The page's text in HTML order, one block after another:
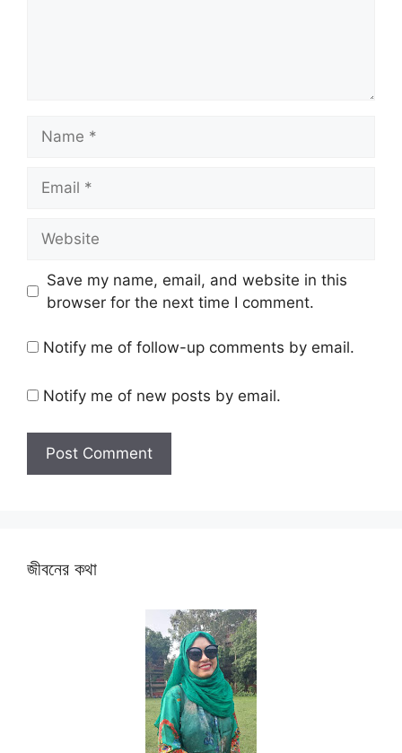
Save my name, email, and website in this
browser for the next time I comment.
Notify me of follow-up comments by email.
Notify me of new posts by email.
জীবনের কথা